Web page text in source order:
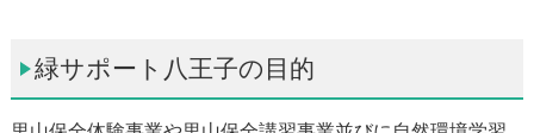
緑サポート八王子の目的